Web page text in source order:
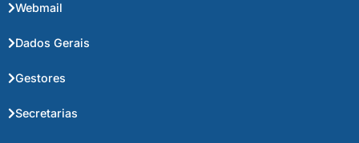
Webmail
Dados Gerais
Gestores
Secretarias